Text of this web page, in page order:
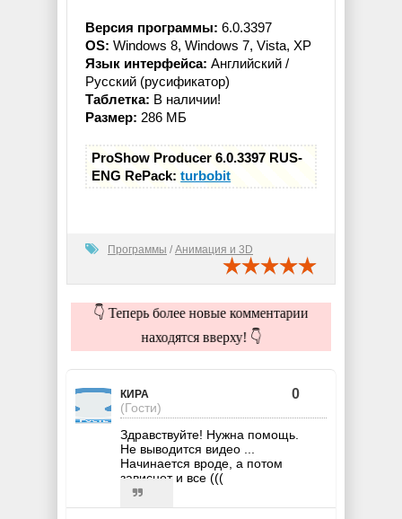
Версия программы: 6.0.3397
OS: Windows 8, Windows 7, Vista, XP
Язык интерфейса: Английский /
Русский (русификатор)
Таблетка: В наличии!
Размер: 286 МБ
ProShow Producer 6.0.3397 RUS-
ENG RePack:turbobit
Программы / Анимация и 3D
👇 Теперь более новые комментарии
находятся вверху! 👇
КИРА
(Гости)
0
Здравствуйте! Нужна помощь.
Не выводится видео ...
Начинается вроде, а потом
зависнет и все (((